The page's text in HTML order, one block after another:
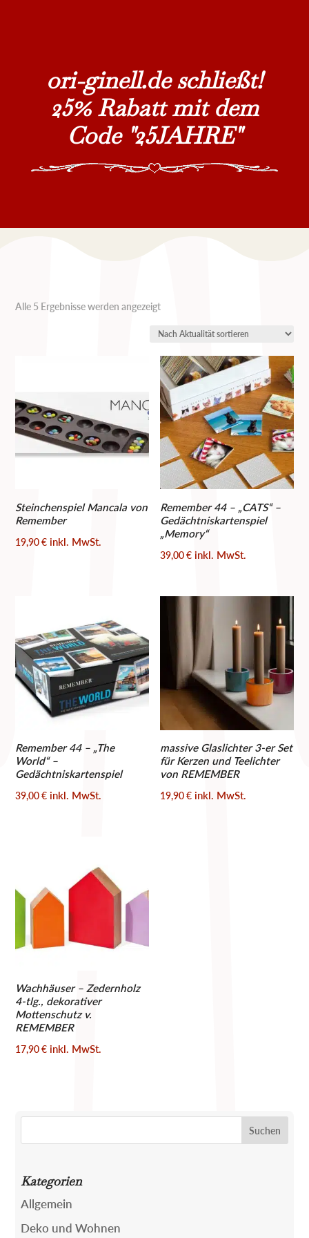
ori-ginell.de schließt!
25% Rabatt mit dem
Code "25JAHRE"
Alle 5 Ergebnisse werden angezeigtNach
Steinchenspiel Mancala von
Remember
19,90€ inkl. MwSt.
Remember 44 – „CATS“ –
Gedächtniskartenspiel
„Memory“
39,00€ inkl. MwSt.
Remember 44 – „The
World“ –
Gedächtniskartenspiel
39,00€ inkl. MwSt.
massive Glaslichter 3-er Set
für Kerzen und Teelichter
von REMEMBER
19,90€ inkl. MwSt.
Wachhäuser – Zedernholz
4-tlg., dekorativer
Mottenschutz v.
REMEMBER
17,90€ inkl. MwSt.
Kategorien
Allgemein
Deko und Wohnen